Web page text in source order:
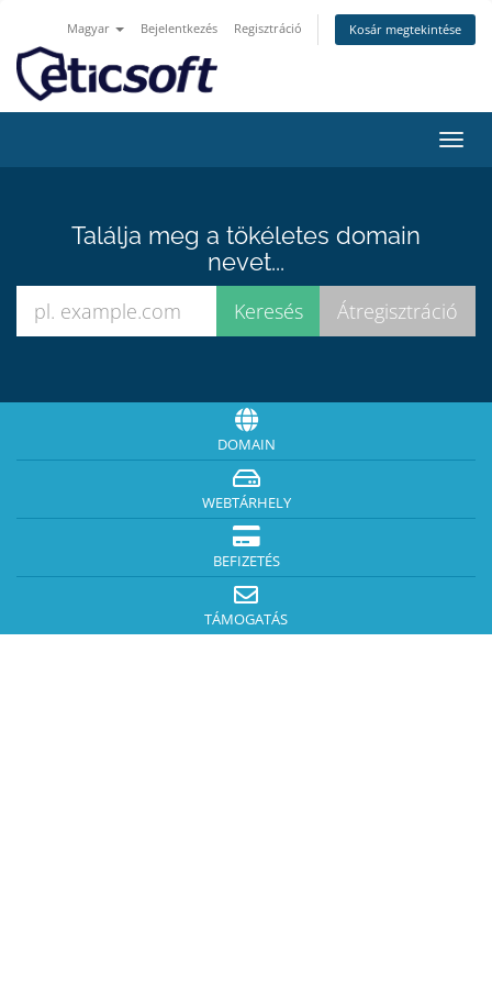
Magyar Bejelentkezés Regisztráció Kosár megtekintése
a
Találja meg a tökéletes domain
nevet...
DOMAIN
WEBTÁRHELY
BEFIZETÉS
TÁMOGATÁS